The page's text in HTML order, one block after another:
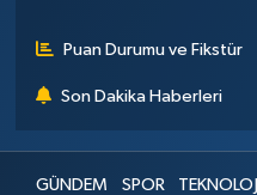
Puan Durumu ve Fikstür
Son Dakika Haberleri
GÜNDEM SPOR TEKNOLOJİ